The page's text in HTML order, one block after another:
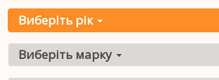
Виберіть рік
Виберіть марку